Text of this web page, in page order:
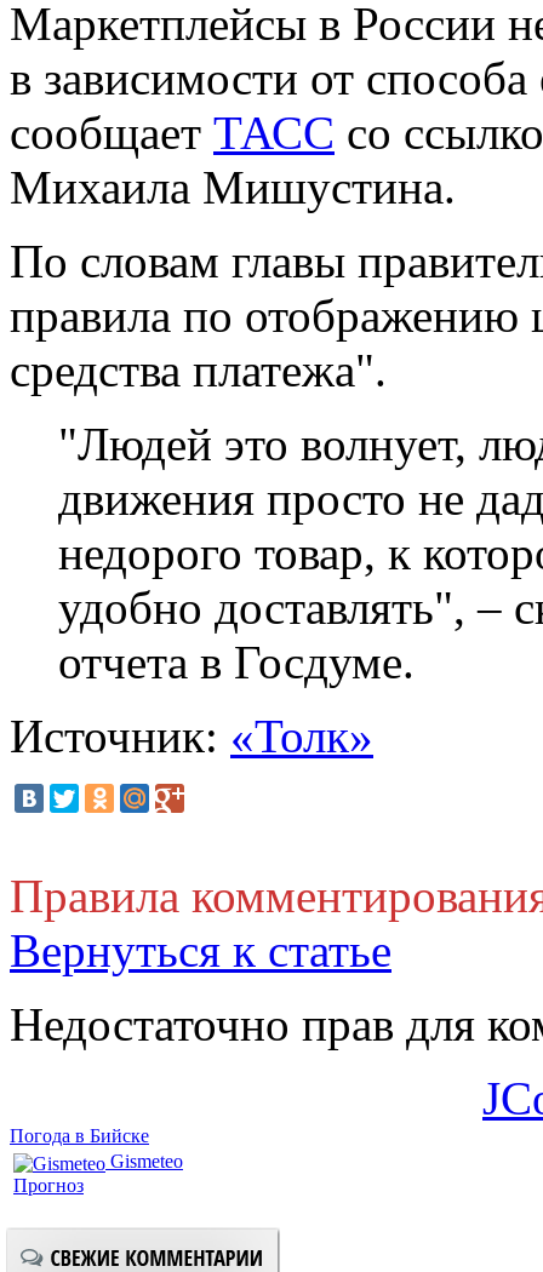
Маркетплейсы в России
в зависимости от
сообщает ТАСС со
Михаила Мишустина.
По словам главы
правила по отображению
средства платежа".
"Людей это волнует,
движения просто не
недорого товар, к
удобно доставлять", –
отчета в Госдуме.
Источник: «Толк»
Правила
Вернуться к статье
Недостаточно прав для
Погода в Бийске
Gismeteo
Прогноз